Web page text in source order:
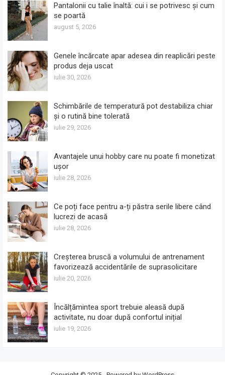
Pantalonii cu talie înaltă: cui i se potrivesc și cum
se poartă
august 5, 2026
Genele încărcate apar adesea din reaplicări peste
produs deja uscat
iulie 30, 2026
Schimbările de temperatură pot destabiliza chiar
și o rutină bine tolerată
iulie 29, 2026
Avantajele unui hobby care nu poate fi monetizat
ușor
iulie 28, 2026
Ce poți face pentru a-ți păstra serile libere când
lucrezi de acasă
iulie 28, 2026
Creșterea bruscă a volumului de antrenament
favorizează accidentările de suprasolicitare
iulie 20, 2026
Încălțămintea sport trebuie aleasă după
activitate, nu doar după confortul inițial
iulie 19, 2026